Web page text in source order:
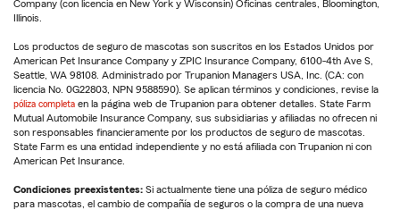
Company (con licencia en New York y Wisconsin) Oficinas centrales, Bloomington,
Illinois.
Los productos de seguro de mascotas son suscritos en los Estados Unidos por
American Pet Insurance Company y ZPIC Insurance Company, 6100-4th Ave S,
Seattle, WA 98108. Administrado por Trupanion Managers USA, Inc. (CA: con
licencia No. 0G22803, NPN 9588590). Se aplican términos y condiciones, revise la
póliza completa en la página web de Trupanion para obtener detalles. State Farm
Mutual Automobile Insurance Company, sus subsidiarias y afiliadas no ofrecen ni
son responsables financieramente por los productos de seguro de mascotas.
State Farm es una entidad independiente y no está afiliada con Trupanion ni con
American Pet Insurance.
Condiciones preexistentes: Si actualmente tiene una póliza de seguro médico
para mascotas, el cambio de compañía de seguros o la compra de una nueva